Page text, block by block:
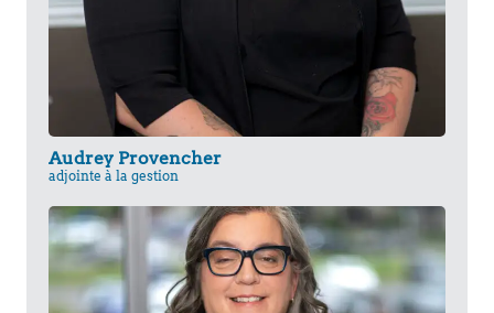
Audrey Provencher
adjointe à la gestion